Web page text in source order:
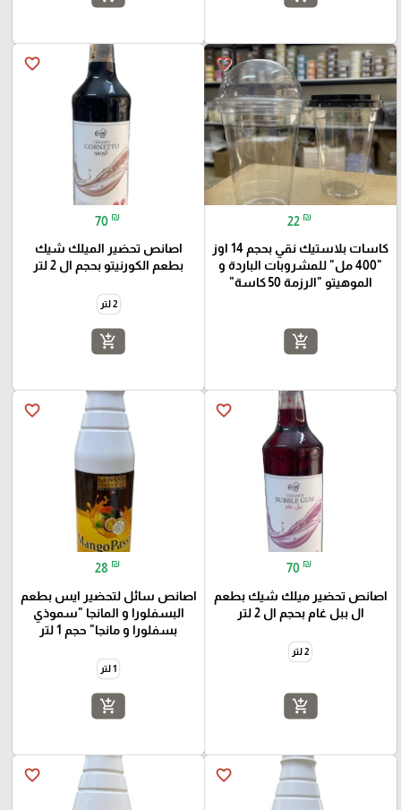
favorite_border
22 ₪
كاسات بلاستيك نقي بحجم 14 اوز
"400 مل" للمشروبات الباردة و
الموهيتو "الرزمة 50 كاسة"
add_shopping_cart
favorite_border
70 ₪
اصانص تحضير الميلك شيك
بطعم الكورنيتو بحجم ال 2 لتر
2 لتر
add_shopping_cart
favorite_border
70 ₪
اصانص تحضير ميلك شيك بطعم
ال ببل غام بحجم ال 2 لتر
2 لتر
add_shopping_cart
favorite_border
28 ₪
اصانص سائل لتحضير ايس بطعم
البسفلورا و المانجا "سموذي
بسفلورا و مانجا" حجم 1 لتر
1 لتر
add_shopping_cart
favorite_border
favorite_border